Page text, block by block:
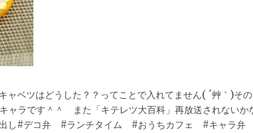
ツはどうした？？ってことで入れてません( ´艸｀)その
ャラです＾＾ また「キテレツ大百科」再放送されないか
デコ弁 #ランチタイム #おうちカフェ #キャラ